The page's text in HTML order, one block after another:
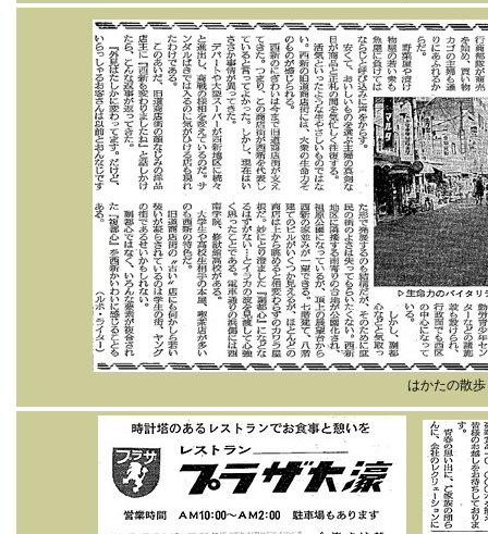
はかたの散